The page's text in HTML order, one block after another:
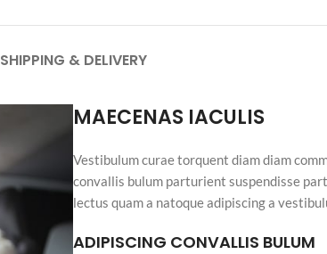
SHIPPING & DELIVERY
MAECENAS IACULIS
Vestibulum curae torquent diam diam
convallis bulum parturient suspendisse
lectus quam a natoque adipiscing a
ADIPISCING CONVALLIS BULUM